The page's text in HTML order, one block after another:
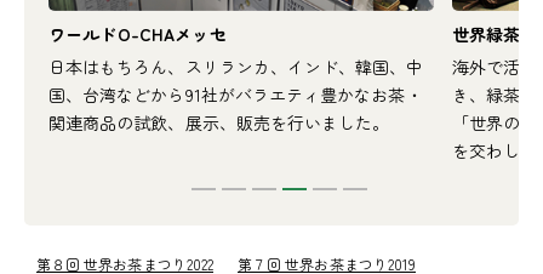
ワールドO-CHAメッセ
日本はもちろん、スリランカ、インド、韓国、中
国、台湾などから91社がバラエティ豊かなお茶・
関連商品の試飲、展示、販売を行いました。
世界緑茶会
海外で活
き、緑茶
「世界の
を交わし
第８回 世界お茶まつり2022 第７回 世界お茶まつり2019